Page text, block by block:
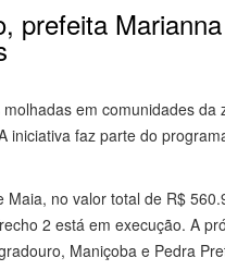
prefeita
em comunidades
faz parte do
no valor total de R$
2 está em execução. A
Maniçoba e Pedra